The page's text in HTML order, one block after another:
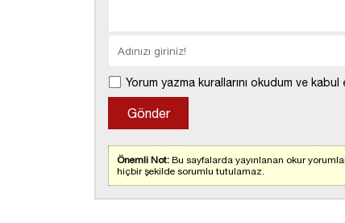
Yorum yazma kurallarını okudum ve kabul
Önemli Not: Bu sayfalarda yayınlanan okur
hiçbir şekilde sorumlu tutulamaz.